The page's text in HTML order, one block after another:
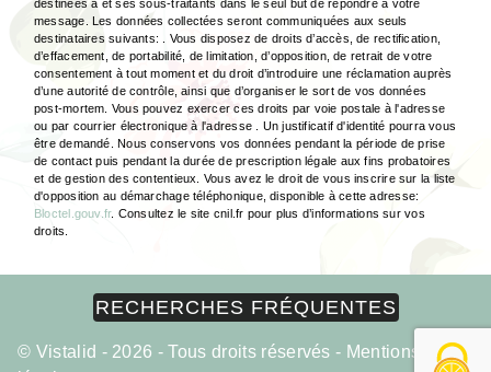
destinées à et ses sous-traitants dans le seul but de répondre à votre
message. Les données collectées seront communiquées aux seuls
destinataires suivants: . Vous disposez de droits d’accès, de rectification,
d’effacement, de portabilité, de limitation, d’opposition, de retrait de votre
consentement à tout moment et du droit d’introduire une réclamation auprès
d’une autorité de contrôle, ainsi que d’organiser le sort de vos données
post-mortem. Vous pouvez exercer ces droits par voie postale à l'adresse
ou par courrier électronique à l'adresse . Un justificatif d'identité pourra vous
être demandé. Nous conservons vos données pendant la période de prise
de contact puis pendant la durée de prescription légale aux fins probatoires
et de gestion des contentieux. Vous avez le droit de vous inscrire sur la liste
d'opposition au démarchage téléphonique, disponible à cette adresse:
Bloctel.gouv.fr. Consultez le site cnil.fr pour plus d’informations sur vos
droits.
RECHERCHES FRÉQUENTES
© Vistalid - 2026 - Tous droits réservés - Mentions